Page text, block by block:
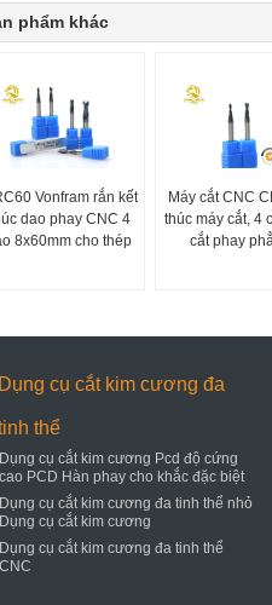
phẩm khác
Vonfram rắn kết
dao phay CNC 4
8x60mm cho thép
Máy cắt CNC
thúc máy cắt, 4
cắt phay
Dụng cụ cắt kim cương đa
thể
Dụng cụ cắt kim cương Pcd độ cứng
cao PCD Hàn phay cho khắc đặc biệt
Dụng cụ cắt kim cương đa tinh thể nhỏ
Dụng cụ cắt kim cương
Dụng cụ cắt kim cương đa tinh thể
CNC